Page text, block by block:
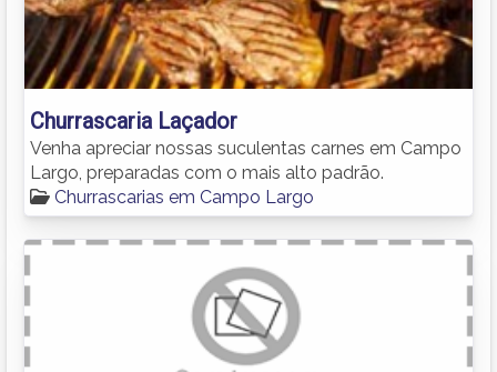
Churrascaria Laçador
Venha apreciar nossas suculentas carnes em Campo
Largo, preparadas com o mais alto padrão.
Churrascarias em Campo Largo